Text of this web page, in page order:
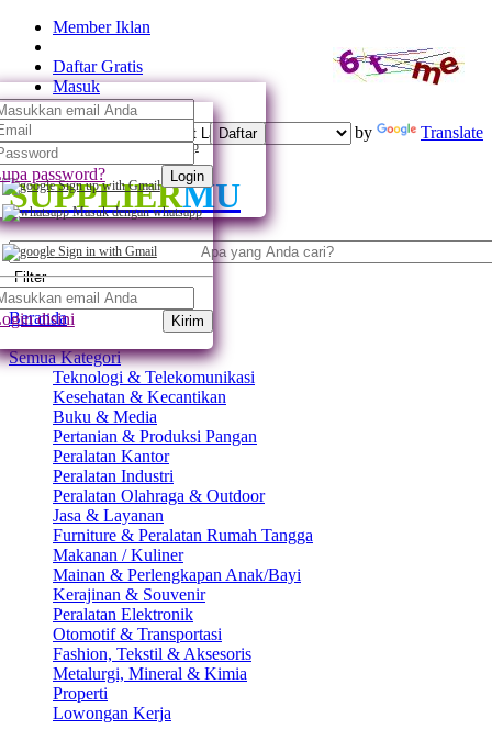
Member Iklan
Daftar Gratis
Daftar
Daftar dengan whatsapp
Sign up with Gmail
Masuk
password? Login
Masuk dengan whatsapp
Sign in with Gmail
disini Kirim
Powered by Translate
SUPPLIERMU
Filter
Beranda
Semua Kategori
Teknologi & Telekomunikasi
Kesehatan & Kecantikan
Buku & Media
Pertanian & Produksi Pangan
Peralatan Kantor
Peralatan Industri
Peralatan Olahraga & Outdoor
Jasa & Layanan
Furniture & Peralatan Rumah Tangga
Makanan / Kuliner
Mainan & Perlengkapan Anak/Bayi
Kerajinan & Souvenir
Peralatan Elektronik
Otomotif & Transportasi
Fashion, Tekstil & Aksesoris
Metalurgi, Mineral & Kimia
Properti
Lowongan Kerja